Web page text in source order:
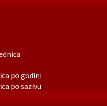
po godini
po sazivu